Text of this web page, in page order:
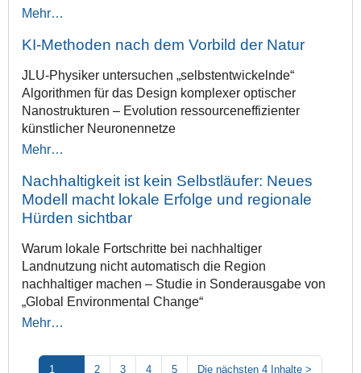
Mehr…
KI-Methoden nach dem Vorbild der Natur
JLU-Physiker untersuchen „selbstentwickelnde“
Algorithmen für das Design komplexer optischer
Nanostrukturen – Evolution ressourceneffizienter
künstlicher Neuronennetze
Mehr…
Nachhaltigkeit ist kein Selbstläufer: Neues
Modell macht lokale Erfolge und regionale
Hürden sichtbar
Warum lokale Fortschritte bei nachhaltiger
Landnutzung nicht automatisch die Region
nachhaltiger machen – Studie in Sonderausgabe von
„Global Environmental Change“
Mehr…
1 2 3 4 5 Die nächsten 4 Inhalte >